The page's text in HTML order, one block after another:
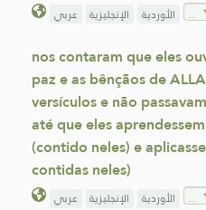
عربي الإنجليزية الأوردية
nos contaram que eles
paz e as bênçãos de
versículos e não
até que eles
(contido neles) e
contidas neles)
عربي الإنجليزية الأوردية